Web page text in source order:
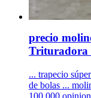
precio
Trituradora
... trapecio
de bolas ...
100.000